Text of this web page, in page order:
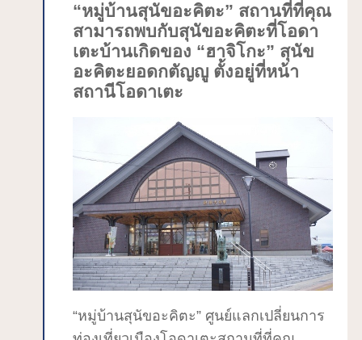
วัฒนธรรมที่จับต้องไม่ได้โดยยูเนสโก
“หมู่บ้านสุนัขอะคิตะ” สถานที่ที่คุณ
สามารถพบกับสุนัขอะคิตะที่โอดา
เตะบ้านเกิดของ “ฮาจิโกะ” สุนัข
อะคิตะยอดกตัญญู ตั้งอยู่ที่หน้า
สถานีโอดาเตะ
“หมู่บ้านสุนัขอะคิตะ” ศูนย์แลกเปลี่ยนการ